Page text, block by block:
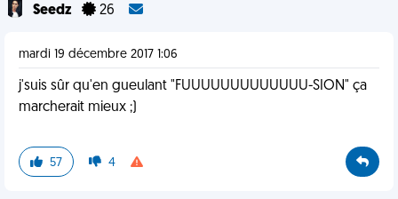
Seedz 26
mardi 19 décembre 2017 1:06
j'suis sûr qu'en gueulant "FUUUUUUUUUUUUU-SION" ça
marcherait mieux ;)
57 4